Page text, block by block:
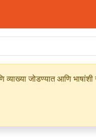
जोडण्यात आणि भाषांशी